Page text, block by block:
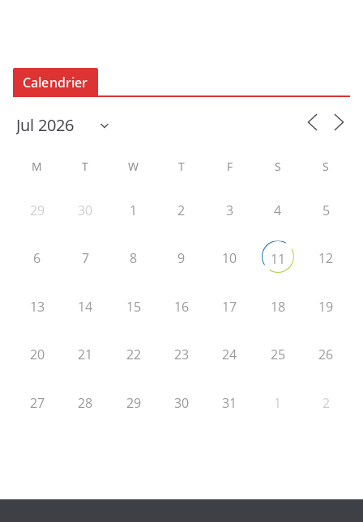
Calendrier
M T W T F S S
29 30 1 2 3 4 5
6 7 8 9 10 11 12
13 14 15 16 17 18 19
20 21 22 23 24 25 26
27 28 29 30 31 1 2